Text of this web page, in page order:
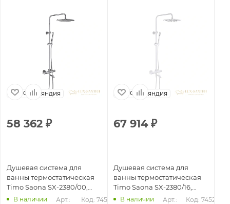
Финляндия
58 362 ₽
Душевая система для
ванны термостатическая
Timo Saona SX-2380/00,
хромВ наличии
Арт.:
Код: 74526
Финляндия
67 914₽
Душевая система для
ванны термостатическая
Timo Saona SX-2380/16,
белый матовый
В наличии
Арт.:
Код: 74528